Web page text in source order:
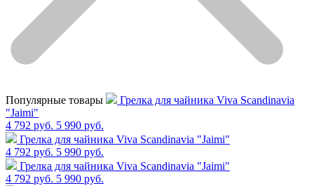
Популярные товары
Грелка для чайника Viva Scandinavia
"Jaimi"
4 792 руб. 5 990 руб.
Грелка для чайника Viva Scandinavia "Jaimi"
4 792 руб. 5 990 руб.
Грелка для чайника Viva Scandinavia "Jaimi"
4 792 руб. 5 990 руб.